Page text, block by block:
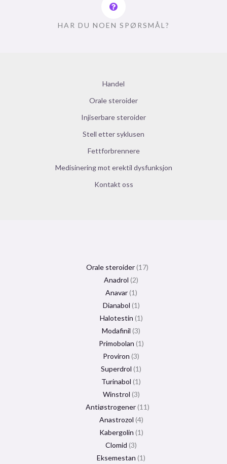
HAR DU NOEN SPØRSMÅL?
Handel
Orale steroider
Injiserbare steroider
Stell etter syklusen
Fettforbrennere
Medisinering mot erektil dysfunksjon
Kontakt oss
Orale steroider 17
Anadrol 2
Anavar 1
Dianabol 1
Halotestin 1
Modafinil 3
Primobolan 1
Proviron 3
Superdrol 1
Turinabol 1
Winstrol 3
Antiøstrogener 11
Anastrozol 4
Kabergolin 1
Clomid 3
Eksemestan 1